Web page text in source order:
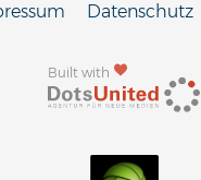
Built with
Datenschutz